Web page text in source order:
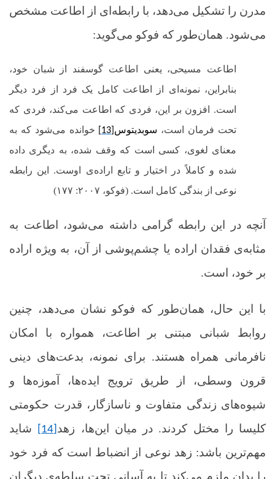
مدرن را تشکیل می‌دهد، با رابطه‌ای از اطاعت مشخص
می‌شود. همان‌طور که فوکو می‌گوید:
اطاعت مسیحی، یعنی اطاعت گوسفند از شبان خود،
بنابراین، نمونه‌ای از اطاعت کامل یک فرد از فرد دیگر
است. افزون بر این، فردی که اطاعت می‌کند، فردی که
تحت فرمان است، سوبدیتوس
خوانده می‌شود که به
معنای لغوی، کسی است که وقف شده، به دیگری داده
شده و کاملاً در اختیار و تابع اراده‌ی اوست. این رابطه
نوعی از بندگی کامل است. (فوکو، ۲۰۰۷: ۱۷۷)
آنچه در این رابطه گرامی داشته می‌شود، اطاعت به
مثابه‌ی فقدان اراده یا چشم‌پوشی از آن، به ویژه اراده
بر خود، است.
با این حال، همان‌طور که فوکو نشان می‌دهد، چنین
روابط شبانی مبتنی بر اطاعت، همواره با امکان
نافرمانی همراه هستند. برای نمونه، بدعت‌های دینی
قرون وسطی، از طریق ترویج ایده‌ها، آموزه‌ها و
شیوه‌های زندگی متفاوت و ناسازگار، قدرت حکومتی
کلیسا را مختل کردند. در میان این‌ها، زهد
شاید
مهم‌ترین باشد: زهد نوعی از انضباط است که فرد خود
را بدان ملزم می‌کند تا به آسانی تحت سلطه‌ی دیگران